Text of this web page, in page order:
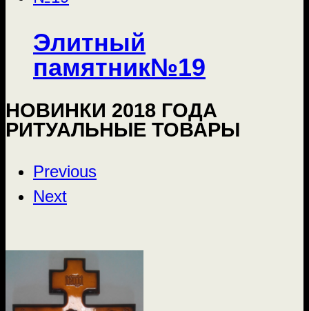
Элитный
памятник№19
НОВИНКИ 2018 ГОДА
РИТУАЛЬНЫЕ ТОВАРЫ
Previous
Next